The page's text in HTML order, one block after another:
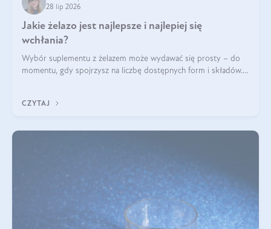
28 lip 2026
Jakie żelazo jest najlepsze i najlepiej się
wchłania?
Wybór suplementu z żelazem może wydawać się prosty – do
momentu, gdy spojrzysz na liczbę dostępnych form i składów.
zawierać suplement?
CZYTAJ